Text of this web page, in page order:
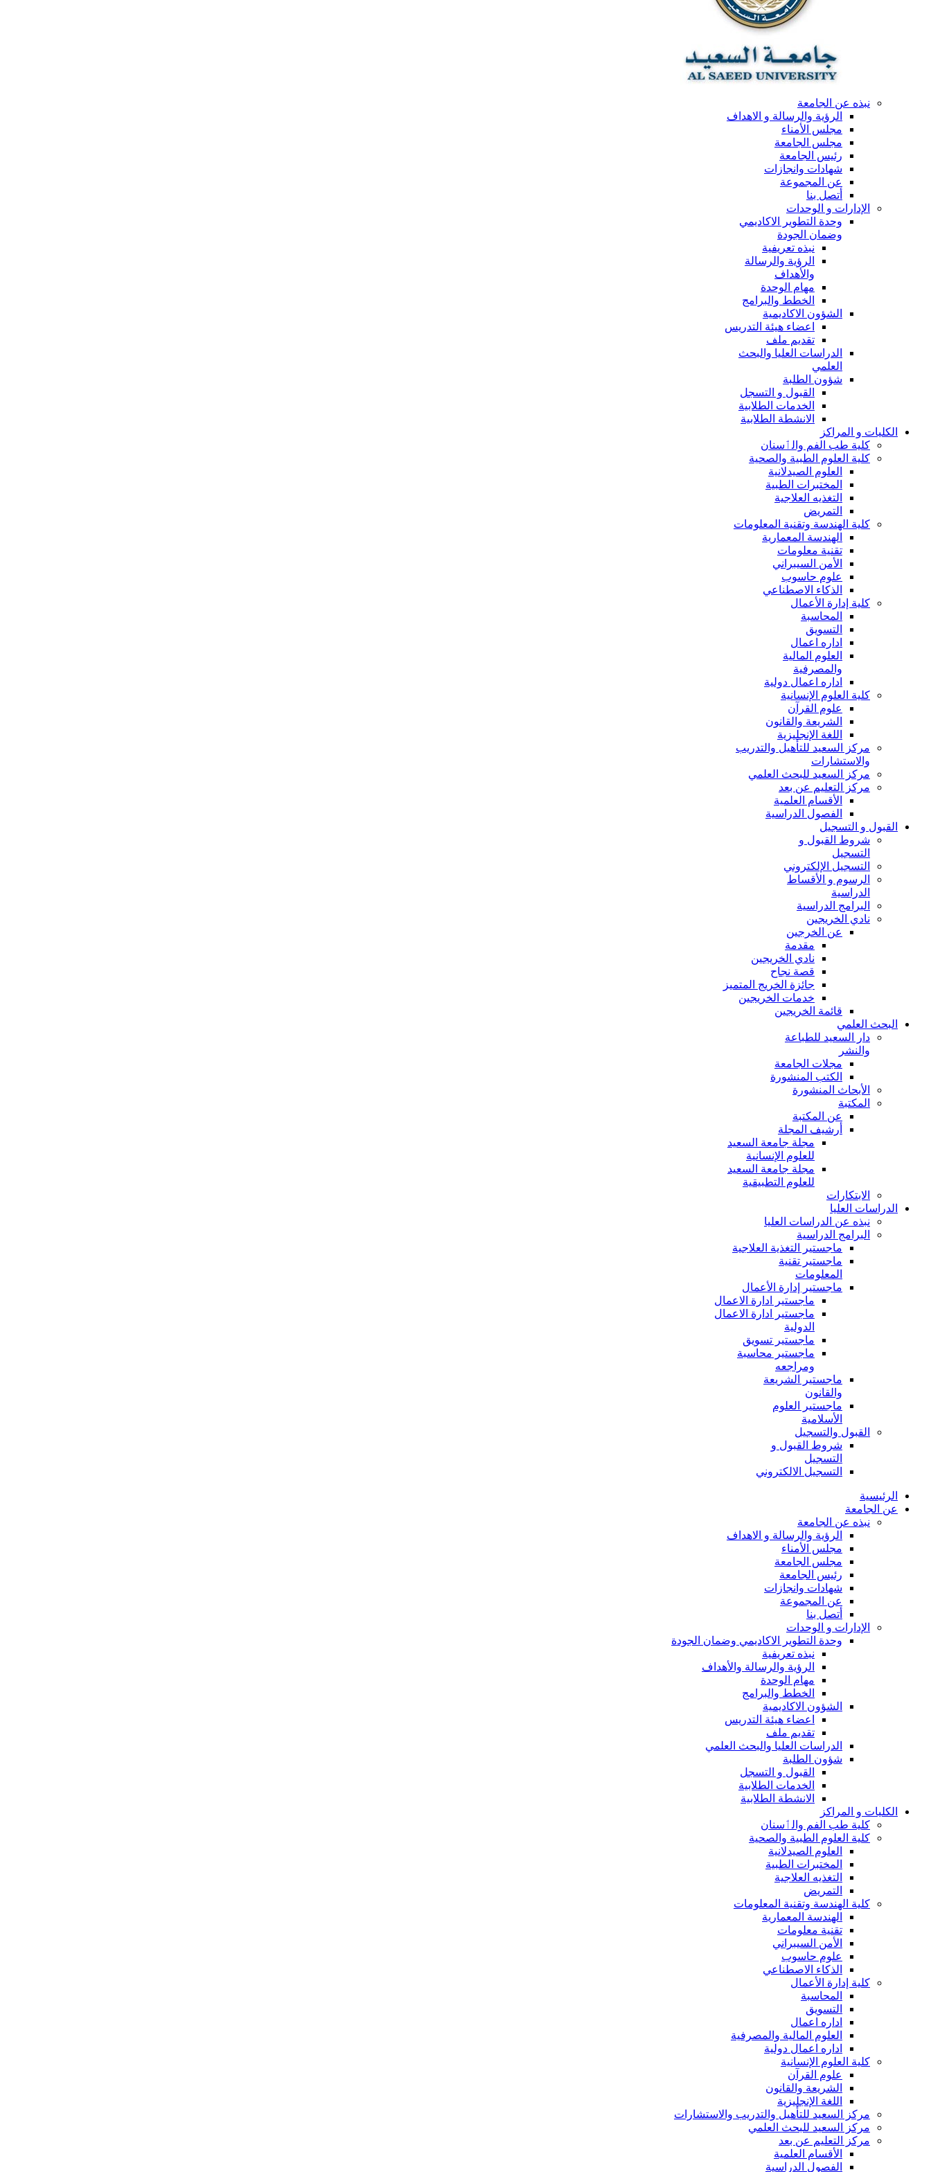
نبذه عن الجامعة
الرؤية والرسالة و الاهداف
مجلس الأمناء
مجلس الجامعة
رئيس الجامعة
شهادات وانجازات
عن المجموعة
أتصل بنا
الإدارات و الوحدات
وحدة التطوير الاكاديمي
وضمان الجودة
نبذه تعريفية
الرؤية والرسالة
والأهداف
مهام الوحدة
الخطط والبرامج
الشؤون الاكاديمية
اعضاء هيئة التدريس
تقديم ملف
الدراسات العليا والبحث
العلمي
شؤون الطلبة
القبول و التسجل
الخدمات الطلابية
الانشطة الطلابية
الكليات و المراكز
كلية طب الفم والٲسنان
كلية العلوم الطبية والصحية
العلوم الصيدلانية
المختبرات الطبية
التغذيه العلاجية
التمريض
كلية الهندسة وتقنية المعلومات
الهندسة المعمارية
تقنية معلومات
الأمن السيبراني
علوم حاسوب
الذكاء الاصطناعي
كلية إدارة الأعمال
المحاسبة
التسويق
اداره اعمال
العلوم المالية
والمصرفية
اداره اعمال دولية
كلية العلوم الإنسانية
علوم القرآن
الشريعة والقانون
اللغة الإنجليزية
مركز السعيد للتأهيل والتدريب
والاستشارات
مركز السعيد للبحث العلمي
مركز التعليم عن بعد
الأقسام العلمية
الفصول الدراسية
القبول و التسجيل
شروط القبول و
التسجيل
التسجيل الإلكتروني
الرسوم و الأقساط
الدراسية
البرامج الدراسية
نادي الخريجين
عن الخرجين
مقدمة
نادي الخريجين
قصة نجاح
جائزة الخريج المتميز
خدمات الخريجين
قائمة الخريجين
البحث العلمي
دار السعيد للطباعة
والنشر
مجلات الجامعة
الكتب المنشورة
الأبحاث المنشورة
المكتبة
عن المكتبة
أرشيف المجلة
مجلة جامعة السعيد
للعلوم الإنسانية
مجلة جامعة السعيد
للعلوم التطبيقية
الابتكارات
الدراسات العليا
نبذه عن الدراسات العليا
البرامج الدراسية
ماجستير التغذية العلاجية
ماجستير تقنية
المعلومات
ماجستير إدارة الأعمال
ماجستير ادارة الاعمال
ماجستير ادارة الاعمال
الدولية
ماجستير تسويق
ماجستير محاسبة
ومراجعه
ماجستير الشريعة
والقانون
ماجستير العلوم
الأسلامية
القبول والتسجيل
شروط القبول و
التسجيل
التسجيل الالكتروني
الرئيسية
عن الجامعة
نبذه عن الجامعة
الرؤية والرسالة و الاهداف
مجلس الأمناء
مجلس الجامعة
رئيس الجامعة
شهادات وانجازات
عن المجموعة
أتصل بنا
الإدارات و الوحدات
وحدة التطوير الاكاديمي وضمان الجودة
نبذه تعريفية
الرؤية والرسالة والأهداف
مهام الوحدة
الخطط والبرامج
الشؤون الاكاديمية
اعضاء هيئة التدريس
تقديم ملف
الدراسات العليا والبحث العلمي
شؤون الطلبة
القبول و التسجل
الخدمات الطلابية
الانشطة الطلابية
الكليات و المراكز
كلية طب الفم والٲسنان
كلية العلوم الطبية والصحية
العلوم الصيدلانية
المختبرات الطبية
التغذيه العلاجية
التمريض
كلية الهندسة وتقنية المعلومات
الهندسة المعمارية
تقنية معلومات
الأمن السيبراني
علوم حاسوب
الذكاء الاصطناعي
كلية إدارة الأعمال
المحاسبة
التسويق
اداره اعمال
العلوم المالية والمصرفية
اداره اعمال دولية
كلية العلوم الإنسانية
علوم القرآن
الشريعة والقانون
اللغة الإنجليزية
مركز السعيد للتأهيل والتدريب والاستشارات
مركز السعيد للبحث العلمي
مركز التعليم عن بعد
الأقسام العلمية
الفصول الدراسية